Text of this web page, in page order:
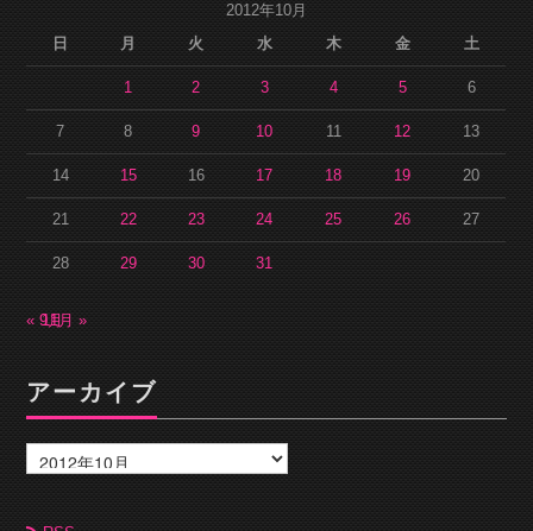
2012年10月
日
月 火 水 木 金 土
1 2 3 4 5 6
7 8 9 10 11 12 13
14 15 16 17 18 19 20
21 22 23 24 25 26 27
28 29 30 31
« 9月
11月 »
アーカイブ
ー
カ
ブ